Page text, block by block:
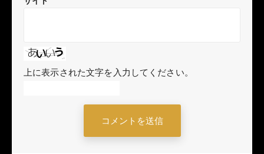
上に表示された文字を入力してください。